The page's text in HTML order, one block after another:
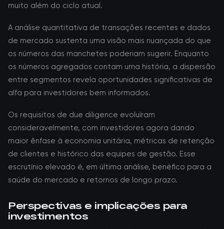
muito além do ciclo atual.
A análise quantitativa de transações recentes e dados
de mercado sustenta uma visão mais nuançada do que
os números das manchetes poderiam sugerir. Enquanto
os números agregados contam uma história, a dispersão
entre segmentos revela oportunidades significativas de
alfa para investidores bem informados.
Os requisitos de due diligence evoluíram
consideravelmente, com investidores agora dando
maior ênfase à economia unitária, métricas de retenção
de clientes e histórico das equipes de gestão. Esse
escrutínio elevado é, em última análise, benéfico para a
saúde do mercado e retornos de longo prazo.
Perspectivas e implicações para
investimentos